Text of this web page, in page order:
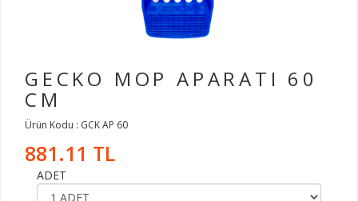
GECKO MOP APARATI 60
CM
Ürün Kodu : GCK AP 60
881.11 TL
ADET